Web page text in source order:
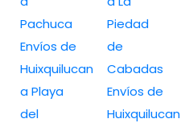
Pachuca
Envíos de
Huixquilucan
a Playa
del
Piedad
de
Cabadas
Envíos de
Huixquilucan